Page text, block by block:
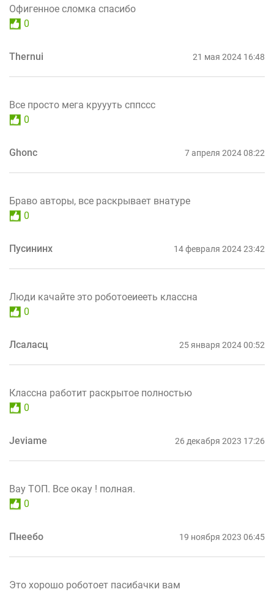
Офигенное сломка спасибо
0
Thernui 21 мая 2024 16:48
Все просто мега круууть сппссс
0
Ghonc 7 апреля 2024 08:22
Браво авторы, все раскрывает внатуре
0
Пусининх 14 февраля 2024 23:42
Люди качайте это роботоеиееть классна
0
Лсаласц 25 января 2024 00:52
Классна работит раскрытое полностью
0
Jeviame 26 декабря 2023 17:26
Вау ТОП. Все окау ! полная.
0
Пнеебо 19 ноября 2023 06:45
Это хорошо роботоет пасибачки вам